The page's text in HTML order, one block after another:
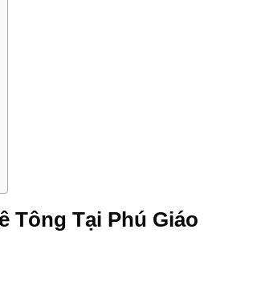
Tông Tại Phú Giáo